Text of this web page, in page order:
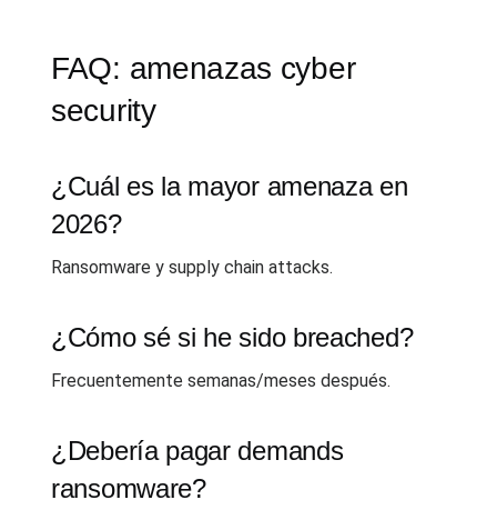
FAQ: amenazas cyber
security
¿Cuál es la mayor amenaza en
2026?
Ransomware y supply chain attacks.
¿Cómo sé si he sido breached?
Frecuentemente semanas/meses después.
¿Debería pagar demands
ransomware?